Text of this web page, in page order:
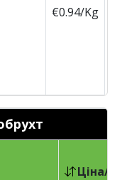
€0.94/Kg
Ціна/